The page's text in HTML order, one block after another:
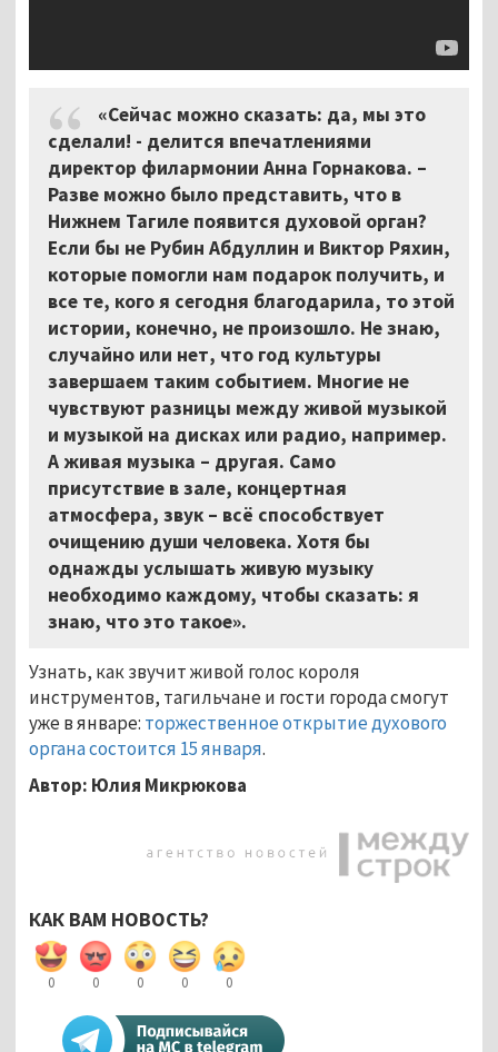
«Сейчас можно сказать: да, мы это
сделали! - делится впечатлениями
директор филармонии Анна Горнакова. –
Разве можно было представить, что в
Нижнем Тагиле появится духовой орган?
Если бы не Рубин Абдуллин и Виктор Ряхин,
которые помогли нам подарок получить, и
все те, кого я сегодня благодарила, то этой
истории, конечно, не произошло. Не знаю,
случайно или нет, что год культуры
завершаем таким событием. Многие не
чувствуют разницы между живой музыкой
и музыкой на дисках или радио, например.
А живая музыка – другая. Само
присутствие в зале, концертная
атмосфера, звук – всё способствует
очищению души человека. Хотя бы
однажды услышать живую музыку
необходимо каждому, чтобы сказать: я
знаю, что это такое».
Узнать, как звучит живой голос короля
инструментов, тагильчане и гости города смогут
уже в январе: торжественное открытие духового
органа состоится 15 января.
Автор: Юлия Микрюкова
КАК ВАМ НОВОСТЬ?
0 0 0 0 0